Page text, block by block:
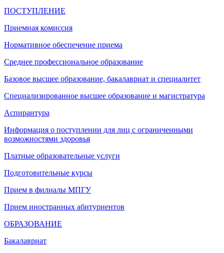
ПОСТУПЛЕНИЕ
Приемная комиссия
Нормативное обеспечение приема
Среднее профессиональное образование
Базовое высшее образование, бакалавриат и специалитет
Специализированное высшее образование и магистратура
Аспирантура
Информация о поступлении для лиц с ограниченными
возможностями здоровья
Платные образовательные услуги
Подготовительные курсы
Прием в филиалы МПГУ
Прием иностранных абитуриентов
ОБРАЗОВАНИЕ
Бакалавриат